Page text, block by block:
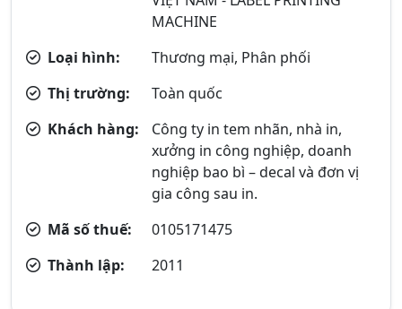
MACHINE
Loại hình:
Thương mại, Phân phối
Thị trường:
Toàn quốc
Khách hàng:
Công ty in tem nhãn, nhà in,
xưởng in công nghiệp, doanh
nghiệp bao bì – decal và đơn vị
gia công sau in.
Mã số thuế:
0105171475
Thành lập:
2011